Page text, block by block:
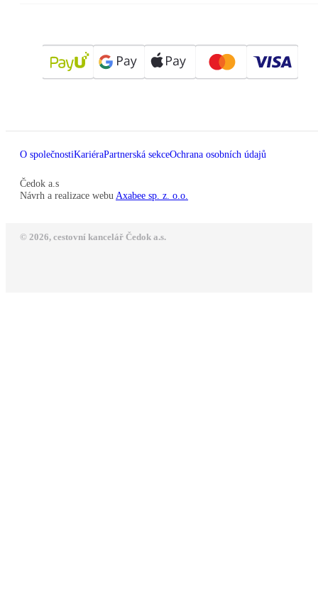
O společnostiKariéraPartnerská sekceOchrana osobních údajů
Čedok a.s
Návrh a realizace webu Axabee sp. z. o.o.
© 2026, cestovní kancelář Čedok a.s.